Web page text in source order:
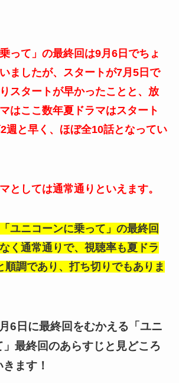
って」の最終回は9月6日でちょ
ましたが、スタートが7月5日で
スタートが早かったことと、放
はここ数年夏ドラマはスタート
週と早く、ほぼ全10話となってい
としては通常通りといえます。
ユニコーンに乗って」の最終回
く通常通りで、視聴率も夏ドラ
順調であり、打ち切りでもありま
6日に最終回をむかえる「ユニ
」最終回のあらすじと見どころ
ます！